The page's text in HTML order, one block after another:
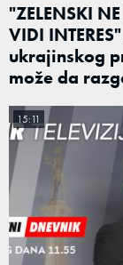
"ZELENSKI
VIDI
ukrajinskog
može da
15:11